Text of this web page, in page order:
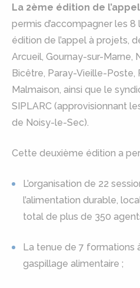
La 2ème édition de
permis d’accompagner les
édition de l’appel à projets,
Arcueil, Gournay-sur-Marne,
Bicêtre, Paray-Vieille-Poste,
Malmaison, ainsi que le
SIPLARC (approvisionnant
de Noisy-le-Sec).
Cette deuxième édition a
L’organisation de 22
l’alimentation durable,
total de plus de 350
La tenue de 7 formations
gaspillage alimentaire ;